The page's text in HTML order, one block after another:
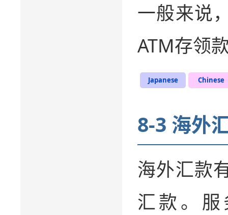
一般来说
ATM存领
Japanese Chinese
8-3 海外
海外汇款
汇款。